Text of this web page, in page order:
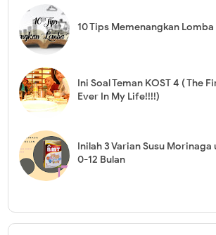
10 Tips Memenangkan
Ini Soal Teman KOST 4 ( The
Ever In My Life!!!!)
Inilah 3 Varian Susu Morinaga
0-12 Bulan